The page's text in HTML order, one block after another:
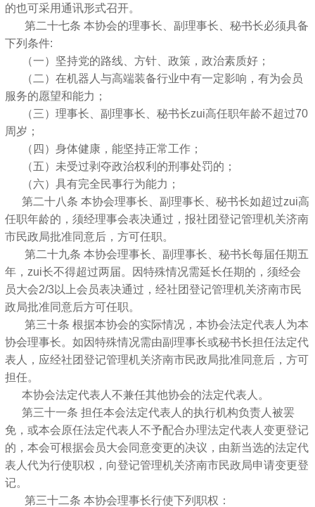
的也可采用通讯形式召开。
第二十七条 本协会的理事长、副理事长、秘书长必须具备
下列条件:
（一）坚持党的路线、方针、政策，政治素质好；
（二）在机器人与高端装备行业中有一定影响，有为会员
服务的愿望和能力；
（三）理事长、副理事长、秘书长zui高任职年龄不超过70
周岁；
（四）身体健康，能坚持正常工作；
（五）未受过剥夺政治权利的刑事处罚的；
（六）具有完全民事行为能力；
第二十八条 本协会理事长、副理事长、秘书长如超过zui高
任职年龄的，须经理事会表决通过，报社团登记管理机关济南
市民政局批准同意后，方可任职。
第二十九条 本协会理事长、副理事长、秘书长每届任期五
年，zui长不得超过两届。因特殊情况需延长任期的，须经会
员大会2/3以上会员表决通过，经社团登记管理机关济南市民
政局批准同意后方可任职。
第三十条 根据本协会的实际情况，本协会法定代表人为本
协会理事长。如因特殊情况需由副理事长或秘书长担任法定代
表人，应经社团登记管理机关济南市民政局批准同意后，方可
担任。
本协会法定代表人不兼任其他协会的法定代表人。
第三十一条 担任本会法定代表人的执行机构负责人被罢
免，或本会原任法定代表人不予配合办理法定代表人变更登记
的，本会可根据会员大会同意变更的决议，由新当选的法定代
表人代为行使职权，向登记管理机关济南市民政局申请变更登
记。
第三十二条 本协会理事长行使下列职权：